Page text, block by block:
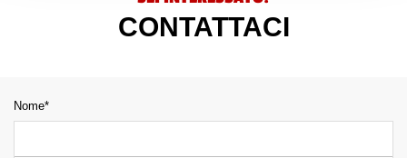
CONTATTACI
Nome*